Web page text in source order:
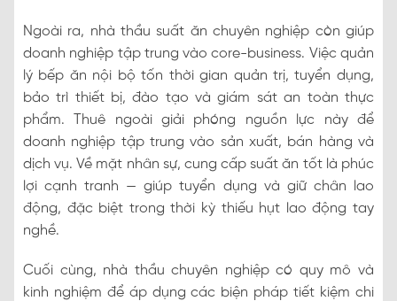
Ngoài ra, nhà thầu suất ăn chuyên nghiệp còn giúp
doanh nghiệp tập trung vào core-business. Việc quản
lý bếp ăn nội bộ tốn thời gian quản trị, tuyển dụng,
bảo trì thiết bị, đào tạo và giám sát an toàn thực
phẩm. Thuê ngoài giải phóng nguồn lực này để
doanh nghiệp tập trung vào sản xuất, bán hàng và
dịch vụ. Về mặt nhân sự, cung cấp suất ăn tốt là phúc
lợi cạnh tranh — giúp tuyển dụng và giữ chân lao
động, đặc biệt trong thời kỳ thiếu hụt lao động tay
nghề.
Cuối cùng, nhà thầu chuyên nghiệp có quy mô và
kinh nghiệm để áp dụng các biện pháp tiết kiệm chi